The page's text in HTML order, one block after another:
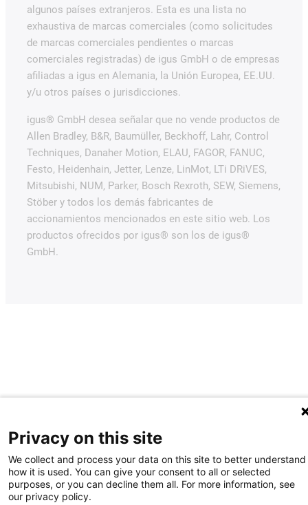
algunos países extranjeros. Esta es una lista no
exhaustiva de marcas comerciales (como solicitudes
de marcas comerciales pendientes o marcas
comerciales registradas) de igus GmbH o de empresas
afiliadas a igus en Alemania, la Unión Europea, EE.UU.
y/u otros países o jurisdicciones.
igus® GmbH desea señalar que no vende productos de
Allen Bradley, B&R, Baumüller, Beckhoff, Lahr, Control
Techniques, Danaher Motion, ELAU, FAGOR, FANUC,
Festo, Heidenhain, Jetter, Lenze, LinMot, LTi DRiVES,
Mitsubishi, NUM, Parker, Bosch Rexroth, SEW, Siemens,
Stöber y todos los demás fabricantes de
accionamientos mencionados en este sitio web. Los
productos ofrecidos por igus® son los de igus®
GmbH.
Privacy on this site
We collect and process your data on this site to better understand
how it is used. You can give your consent to all or selected
purposes, or you can decline them all. For more information, see
our privacy policy.